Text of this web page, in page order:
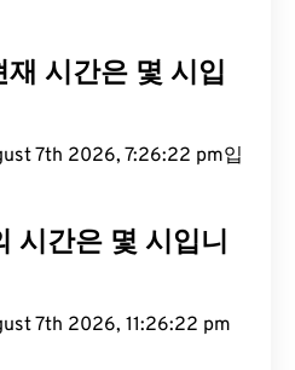
시간은 몇 시입
7th 2026, 7:26:23 pm입
시간은 몇 시입니
7th 2026, 11:26:23 pm